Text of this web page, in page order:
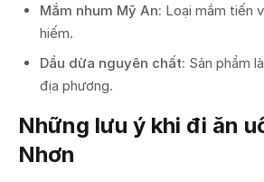
Mắm nhum Mỹ An: Loại mắm tiến
hiếm.
Dầu dừa nguyên chất: Sản phẩm
địa phương.
Những lưu ý khi đi ăn
Nhơn